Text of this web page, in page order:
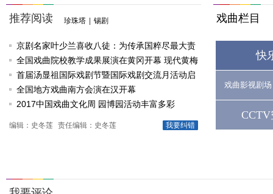
推荐阅读 珍珠塔 锡剧
京剧名家叶少兰喜收八徒：为传承国粹尽最大责
任
全国戏曲院校教学成果展演在黄冈开幕 现代黄梅
戏《槐花谣》倾情..
首届汤显祖国际戏剧节暨国际戏剧交流月活动启
动
全国地方戏曲南方会演在汉开幕
2017中国戏曲文化周 园博园活动丰富多彩
我要纠错
编辑：史冬莲 责任编辑：史冬莲
戏曲栏目
快
戏曲影视剧场